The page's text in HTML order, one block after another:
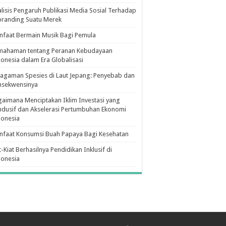
Pengaruh Publikasi Media Sosial Terhadap
Suatu Merek
Bermain Musik Bagi Pemula
tentang Peranan Kebudayaan
dalam Era Globalisasi
Spesies di Laut Jepang: Penyebab dan
Menciptakan Iklim Investasi yang
dan Akselerasi Pertumbuhan Ekonomi
Konsumsi Buah Papaya Bagi Kesehatan
Kiat Berhasilnya Pendidikan Inklusif di